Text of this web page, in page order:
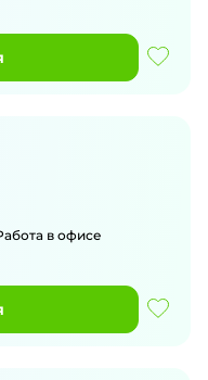
в офисе